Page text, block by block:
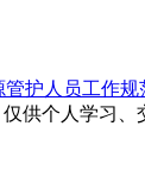
管护人员工作规
供个人学习、